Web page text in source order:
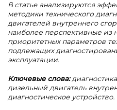
В статье анализируются
методики технического
двигателей внутреннего
наиболее перспективные из
приоритетных параметров
подлежащих
эксплуатации.
Ключевые слова:
дизельный двигатель
диагностическое устройство.